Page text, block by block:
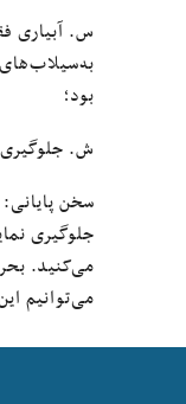
س. آبیاری
بود؛
ش. جلوگیری
جلوگیری
می‌کنید.
می‌توانیم